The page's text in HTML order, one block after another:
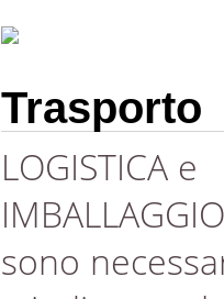
Trasporto
LOGISTICA e
IMBALLAGGIO
sono